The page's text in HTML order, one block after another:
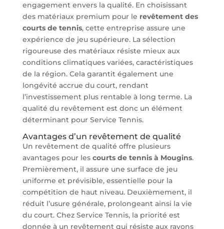
engagement envers la qualité. En choisissant
des matériaux premium pour le revêtement des
courts de tennis, cette entreprise assure une
expérience de jeu supérieure. La sélection
rigoureuse des matériaux résiste mieux aux
conditions climatiques variées, caractéristiques
de la région. Cela garantit également une
longévité accrue du court, rendant
l’investissement plus rentable à long terme. La
qualité du revêtement est donc un élément
déterminant pour Service Tennis.
Avantages d’un revêtement de qualité
Un revêtement de qualité offre plusieurs
avantages pour les courts de tennis à Mougins.
Premièrement, il assure une surface de jeu
uniforme et prévisible, essentielle pour la
compétition de haut niveau. Deuxièmement, il
réduit l’usure générale, prolongeant ainsi la vie
du court. Chez Service Tennis, la priorité est
donnée à un revêtement qui résiste aux rayons